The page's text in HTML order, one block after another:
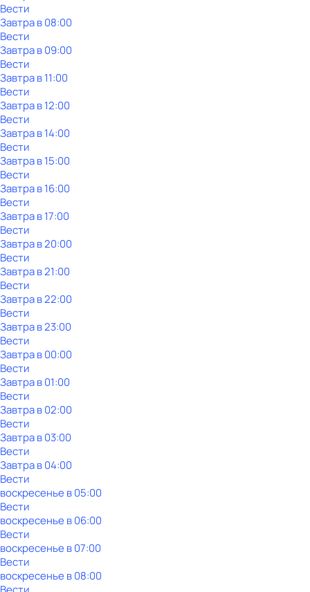
Вести
Завтра в 08:00
Вести
Завтра в 09:00
Вести
Завтра в 11:00
Вести
Завтра в 12:00
Вести
Завтра в 14:00
Вести
Завтра в 15:00
Вести
Завтра в 16:00
Вести
Завтра в 17:00
Вести
Завтра в 20:00
Вести
Завтра в 21:00
Вести
Завтра в 22:00
Вести
Завтра в 23:00
Вести
Завтра в 00:00
Вести
Завтра в 01:00
Вести
Завтра в 02:00
Вести
Завтра в 03:00
Вести
Завтра в 04:00
Вести
воскресенье в05:00
Вести
воскресенье в06:00
Вести
воскресенье в07:00
Вести
воскресенье в08:00